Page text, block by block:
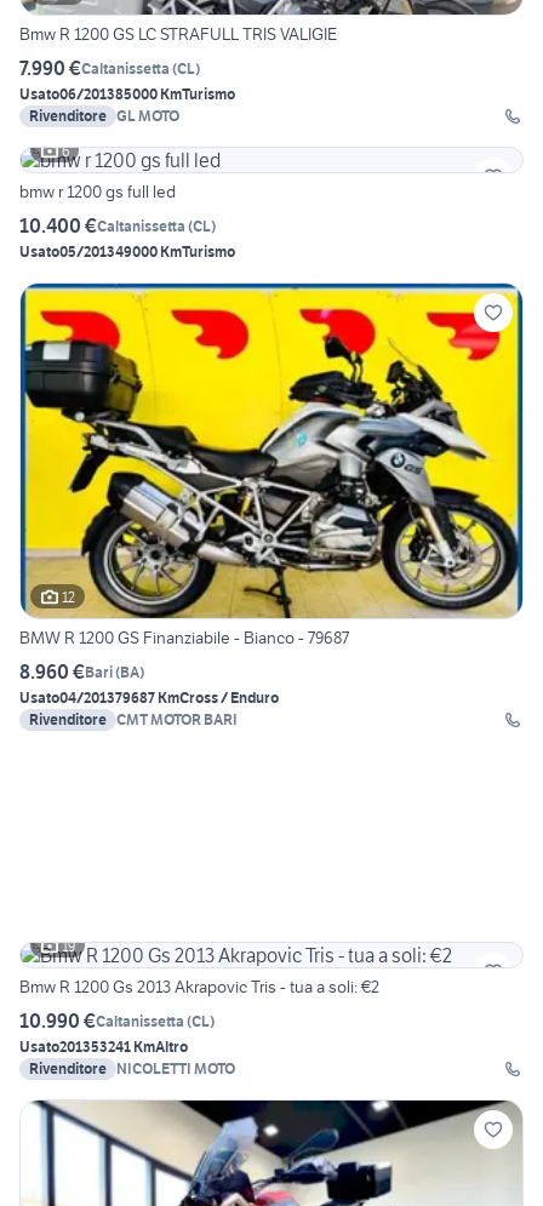
Bmw R 1200 GS LC STRAFULL TRIS VALIGIE
7.990 €Caltanissetta (CL)
Usato06/201385000 KmTurismo
Rivenditore GL MOTO
6
bmw r 1200 gs full led
10.400 €Caltanissetta (CL)
Usato05/201349000 KmTurismo
12
BMW R 1200 GS Finanziabile - Bianco - 79687
8.960 €Bari(BA)
Usato04/201379687 KmCross / Enduro
Rivenditore CMT MOTOR BARI
19
Bmw R 1200 Gs 2013 Akrapovic Tris - tua a soli: €2
10.990 €Caltanissetta (CL)
Usato201353241 KmAltro
Rivenditore NICOLETTI MOTO